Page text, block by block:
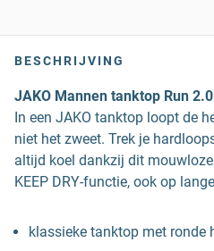
BESCHRIJVING
JAKO Mannen tanktop Run 2.0
In een JAKO tanktop loopt de
niet het zweet. Trek je
altijd koel dankzij dit
KEEP DRY-functie, ook op
klassieke tanktop met ronde